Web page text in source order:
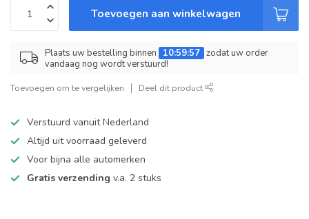
Toevoegen aan winkelwagen
Plaats uw bestelling binnen 10:59:57 zodat uw order
vandaag nog wordt verstuurd!
Toevoegen om te vergelijken Deel dit product
Verstuurd vanuit Nederland
Altijd uit voorraad geleverd
Voor bijna alle automerken
Gratis verzending v.a. 2 stuks